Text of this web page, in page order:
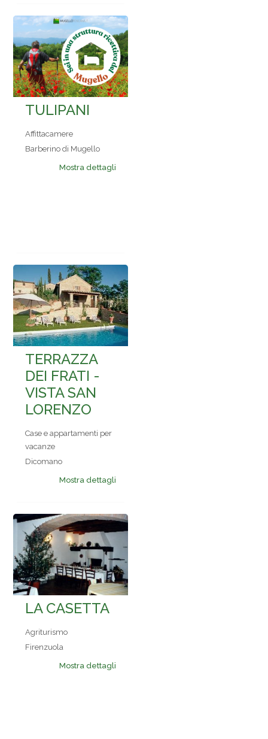
TULIPANI
Affittacamere
Barberino di Mugello
Mostra dettagli
TERRAZZA
DEI FRATI -
VISTA SAN
LORENZO
Case e appartamenti per
vacanze
Dicomano
Mostra dettagli
LA CASETTA
Agriturismo
Firenzuola
Mostra dettagli